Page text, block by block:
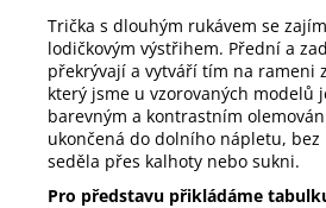
Trička s dlouhým rukávem se
lodičkovým výstřihem. Přední a
překrývají a vytváří tím na rameni
který jsme u vzorovaných modelů
barevným a kontrastním
ukončená do dolního nápletu, bez
seděla přes kalhoty nebo sukni.
Pro představu přikládáme